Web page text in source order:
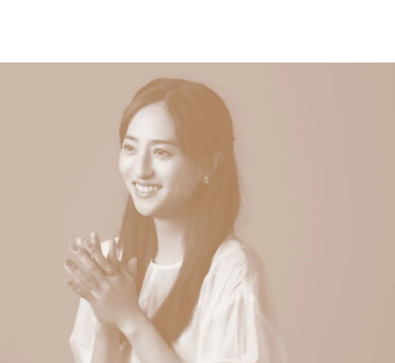
刻なくすみ・色ムラにア
チ！【透明感を底上げ】
メ３選 | CLASSY.[クラッシ
Jul, 13, 2026
ぐせ直し”はもういらな
に仕込む「ヘアケア家
| CLASSY.[クラッシィ]